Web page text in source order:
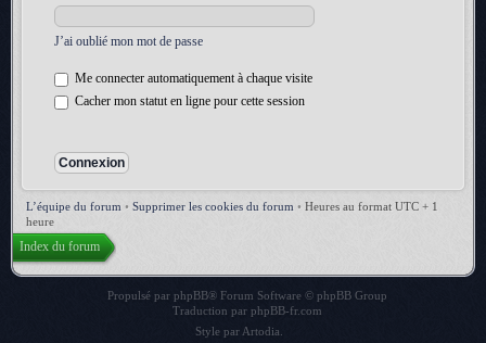
J’ai oublié mon mot de passe
Me connecter automatiquement à chaque visite
Cacher mon statut en ligne pour cette session
L’équipe du forum • Supprimer les cookies du forum • Heures au format UTC + 1
heure
Index du forum
Propulsé par phpBB® Forum Software © phpBB Group
Traduction par phpBB-fr.com
Style par Artodia